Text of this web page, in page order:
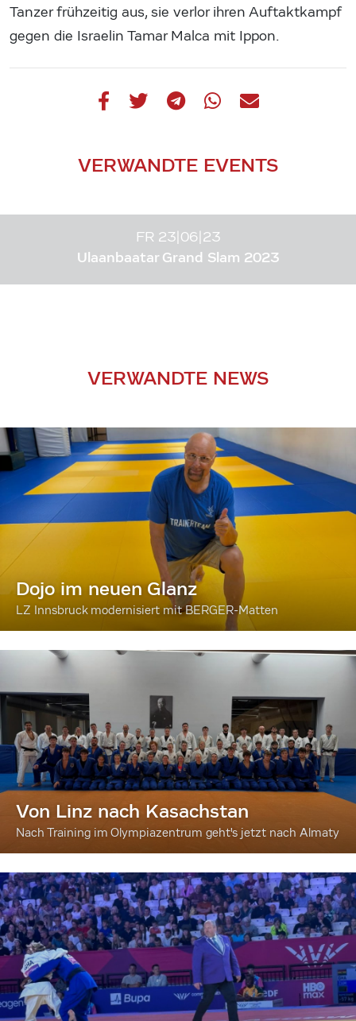
Tanzer frühzeitig aus, sie verlor ihren Auftaktkampf
gegen die Israelin Tamar Malca mit Ippon.
VERWANDTE EVENTS
FR 23|06|23
Ulaanbaatar Grand Slam 2023
VERWANDTE NEWS
Dojo im neuen Glanz
LZ Innsbruck modernisiert mit BERGER-Matten
Von Linz nach Kasachstan
Nach Training im Olympiazentrum geht's jetzt nach Almaty